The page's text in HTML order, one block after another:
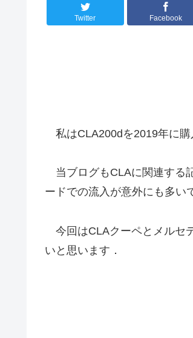
Twitter Facebook
私はCLA200dを2019年に購
当ブログもCLAに関連する
ードでの流入が意外にも多い
今回はCLAクーペとメルセ
いと思います．